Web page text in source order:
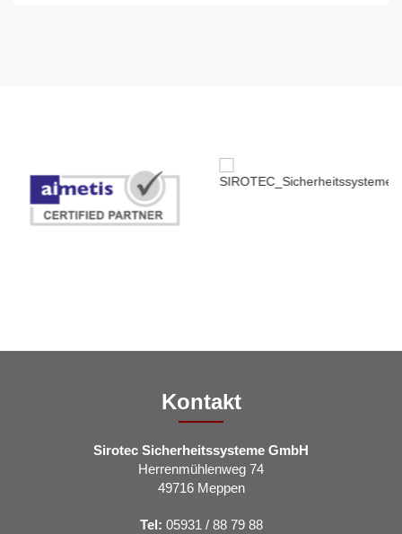
Kontakt
Sirotec Sicherheitssysteme GmbH
Herrenmühlenweg 74
49716 Meppen
Tel: 05931 / 88 79 88